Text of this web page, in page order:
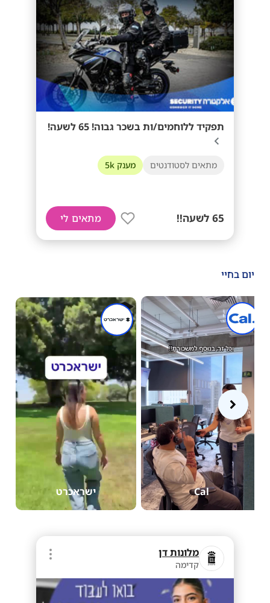
תפקיד ללוחמים/ות בשכר גבוה! 65 לשעה!
מתאים לסטודנטים מענק 5k
65 לשעה!! מתאים לי
יום בחיי
ישראכרט Cal
מלונות דן
קדימה